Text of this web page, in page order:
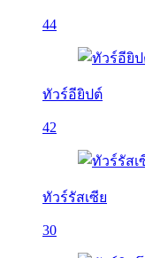
44
ทัวร์อียิปต์
42
ทัวร์รัสเซีย
30